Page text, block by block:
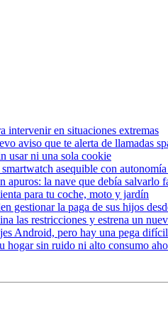
intervenir en situaciones extremas
aviso que te alerta de llamadas
usar ni una sola cookie
asequible con
la nave que debía salvarlo
para tu coche, moto y jardín
gestionar la paga de sus hijos
las restricciones y estrena un
Android, pero hay una pega
hogar sin ruido ni alto consumo